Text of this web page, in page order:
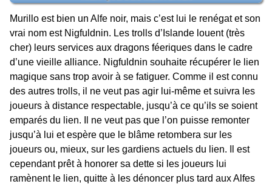
Murillo est bien un Alfe noir, mais c’est lui le renégat et son
vrai nom est Nigfuldnin. Les trolls d’Islande louent (très
cher) leurs services aux dragons féeriques dans le cadre
d’une vieille alliance. Nigfuldnin souhaite récupérer le lien
magique sans trop avoir à se fatiguer. Comme il est connu
des autres trolls, il ne veut pas agir lui-même et suivra les
joueurs à distance respectable, jusqu’à ce qu’ils se soient
emparés du lien. Il ne veut pas que l’on puisse remonter
jusqu’à lui et espère que le blâme retombera sur les
joueurs ou, mieux, sur les gardiens actuels du lien. Il est
cependant prêt à honorer sa dette si les joueurs lui
ramènent le lien, quitte à les dénoncer plus tard aux Alfes